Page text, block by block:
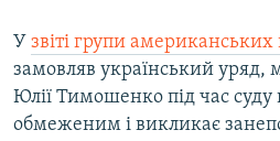
У звіті групи американських
замовляв український уряд,
Юлії Тимошенко під час суду в
обмеженим і викликає